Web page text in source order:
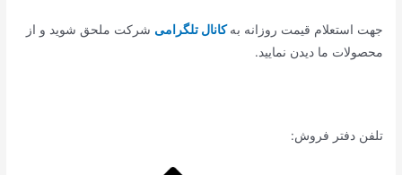
جهت استعلام قیمت روزانه بهکانال تلگرامی شرکت ملحق شوید و از
محصولات ما دیدن نمایید.
تلفن دفتر فروش: